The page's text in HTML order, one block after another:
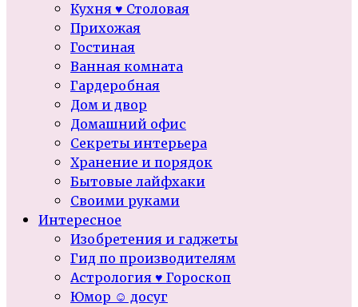
Кухня ♥ Столовая
Прихожая
Гостиная
Ванная комната
Гардеробная
Дом и двор
Домашний офис
Секреты интерьера
Хранение и порядок
Бытовые лайфхаки
Своими руками
Интересное
Изобретения и гаджеты
Гид по производителям
Астрология ♥ Гороскоп
Юмор ☺ досуг